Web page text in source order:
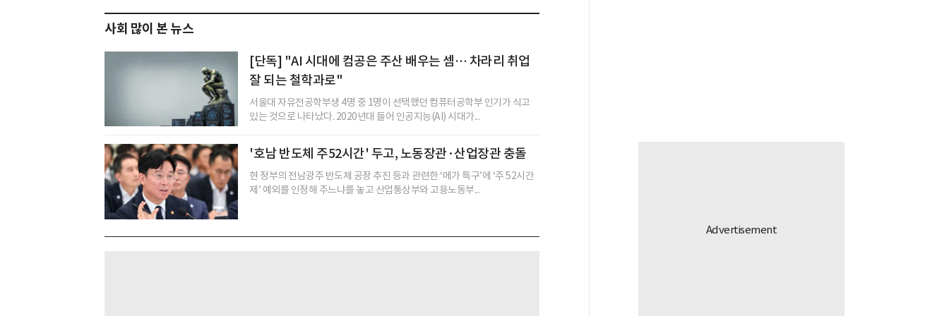
사회 많이 본 뉴스
[단독] "AI 시대에 컴공은 주산 배우는 셈… 차라리 취업
잘 되는 철학과로"
서울대 자유전공학부생 4명 중 1명이 선택했던 컴퓨터공학부 인기가 식고
있는 것으로 나타났다. 2020년대 들어 인공지능(AI) 시대가...
'호남 반도체 주52시간' 두고, 노동장관·산업장관 충돌
현 정부의 전남광주 반도체 공장 추진 등과 관련한 ‘메가 특구’에 ‘주 52시간
제’ 예외를 인정해 주느냐를 놓고 산업통상부와 고용노동부...